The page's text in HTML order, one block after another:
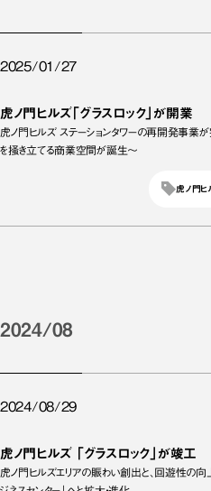
2025/01/27
虎ノ門ヒルズ「グラスロック」が開業
虎ノ門ヒルズ ステーションタワーの再開発事業
を掻き立てる商業空間が誕生～
虎ノ門ヒ
2024/08
2024/08/29
虎ノ門ヒルズ 「グラスロック」が竣工
虎ノ門ヒルズエリアの賑わい創出と、回遊性の